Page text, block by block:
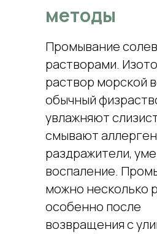
методы
Промывание
растворами.
раствор морской
обычный
увлажняют
смывают
раздражители,
воспаление.
можно несколько
особенно после
возвращения с